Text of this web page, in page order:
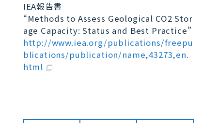
IEA報告書
“Methods to Assess Geological CO2 Stor
age Capacity: Status and Best Practice”
http://www.iea.org/publications/freepu
blications/publication/name,43273,en.
html